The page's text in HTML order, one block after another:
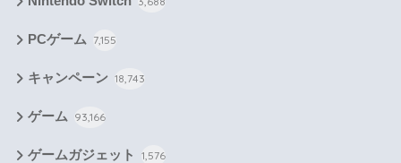
PCゲーム 7,155
キャンペーン 18,743
ゲーム 93,166
ゲームガジェット 1,576